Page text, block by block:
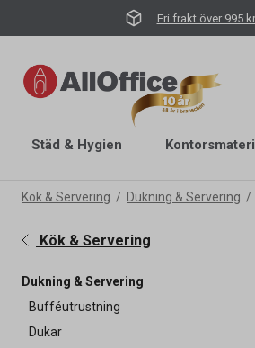
Fri frakt över 995 kr
Städ & Hygien
Kök & Servering Dukning & Servering
Kök & Servering
Dukning & Servering
Bufféutrustning
Dukar